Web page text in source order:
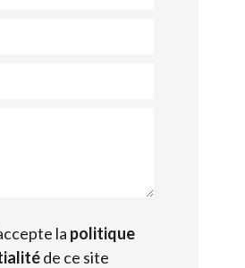
la politique
de ce site